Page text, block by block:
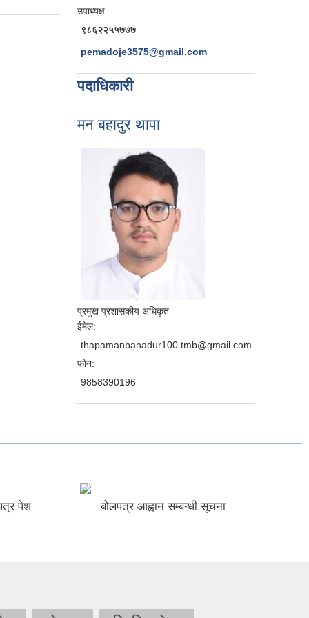
उपाध्यक्ष
९८६२२५५७७७
pemadoje3575@gmail.com
पदाधिकारी
मन बहादुर थापा
प्रमुख प्रशासकीय अधिकृत
ईमेल:
thapamanbahadur100.tmb@gmail.com
फोन:
9858390196
पेश
बोलपत्र आह्वान सम्बन्धी सूचना